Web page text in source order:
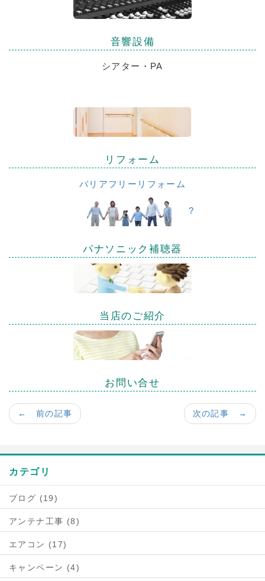
音響設備
シアター・PA
リフォーム
バリアフリーリフォーム
?
パナソニック補聴器
当店のご紹介
お問い合せ
次の記事 →
← 前の記事
カテゴリ
ブログ (19)
アンテナ工事 (8)
エアコン (17)
キャンペーン (4)